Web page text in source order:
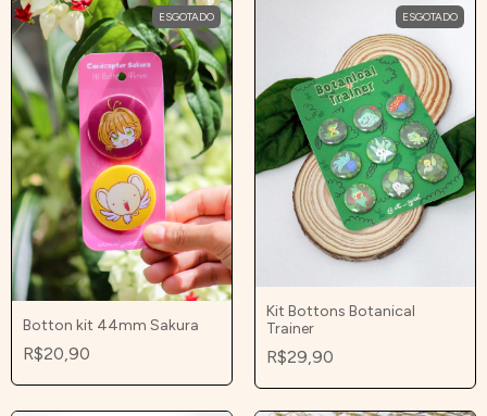
ESGOTADO
Botton kit 44mm Sakura
R$20,90
ESGOTADO
Kit Bottons Botanical
Trainer
R$29,90